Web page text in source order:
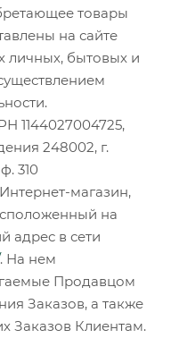
товары
на сайте
личных, бытовых и
248002, г.
310
магазин,
на
адрес в сети
. На нем
Продавцом
Заказов, а также
Заказов Клиентам.